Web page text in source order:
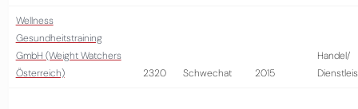
Wellness
Gesundheitstraining
GmbH (Weight Watchers
Österreich)
2320 Schwechat 2015
Handel/